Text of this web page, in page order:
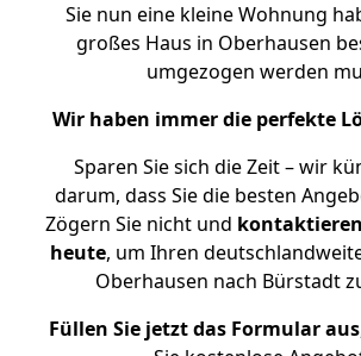
Sie nun eine kleine Wohnung
großes Haus in Oberhausen
umgezogen werden
Wir haben immer die perfekte
Sparen Sie sich die Zeit – wir
darum, dass Sie die besten
Zögern Sie nicht und
heute, um Ihren
Oberhausen nach Bürstadt
Füllen Sie jetzt das Formular aus